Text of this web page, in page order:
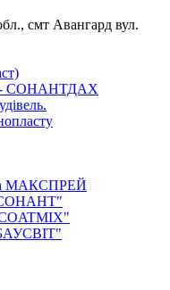
смт Авангард вул.
- СОНАНТДАХ
МАКСПРЕЙ
"СОНАНТ"